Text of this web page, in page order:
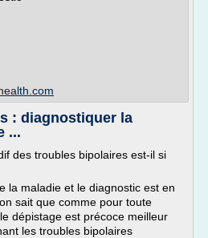
: diagnostiquer la
...
des troubles bipolaires est-il si
la maladie et le diagnostic est en
sait que comme pour toute
dépistage est précoce meilleur
les troubles bipolaires